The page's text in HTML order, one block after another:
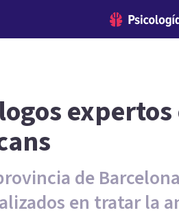
expertos
de
en tratar la